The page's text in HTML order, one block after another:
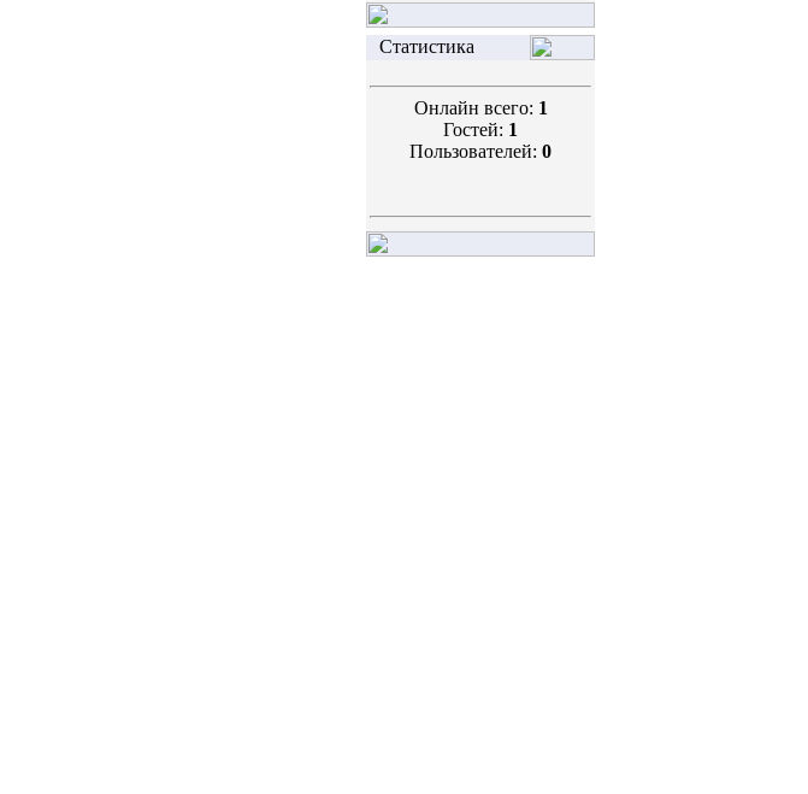
Статистика
Онлайн всего: 1
Гостей: 1
Пользователей: 0